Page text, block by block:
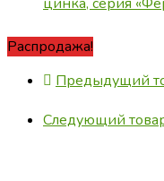
Распродажа!
Предыдущий
Следующий